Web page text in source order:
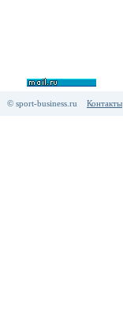
© sport-business.ru Контакты